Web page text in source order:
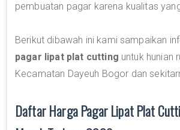
pembuatan pagar karena kualitas
Berikut dibawah ini kami sampaikan
pagar lipat plat cutting untuk hunian
Kecamatan Dayeuh Bogor dan
Daftar Harga Pagar Lipat Plat